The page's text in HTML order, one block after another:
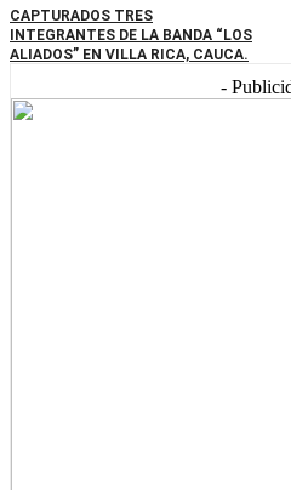
CAPTURADOS TRES
INTEGRANTES DE LA BANDA “LOS
ALIADOS” EN VILLA RICA, CAUCA.
-